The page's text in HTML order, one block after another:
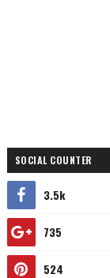
SOCIAL COUNTER
3.5k
735
524